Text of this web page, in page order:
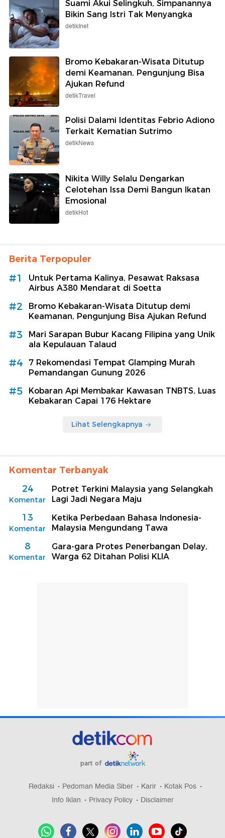
Suami Akui Selingkuh, Simpanannya
Bikin Sang Istri Tak Menyangka
detikInet
Bromo Kebakaran-Wisata Ditutup
demi Keamanan, Pengunjung Bisa
Ajukan Refund
detikTravel
Polisi Dalami Identitas Febrio Adiono
Terkait Kematian Sutrimo
detikNews
Nikita Willy Selalu Dengarkan
Celotehan Issa Demi Bangun Ikatan
Emosional
detikHot
Berita Terpopuler
#1
Untuk Pertama Kalinya, Pesawat Raksasa
Airbus A380 Mendarat di Soetta
#2
Bromo Kebakaran-Wisata Ditutup demi
Keamanan, Pengunjung Bisa Ajukan Refund
#3
Mari Sarapan Bubur Kacang Filipina yang Unik
ala Kepulauan Talaud
#4
7 Rekomendasi Tempat Glamping Murah
Pemandangan Gunung 2026
#5
Kobaran Api Membakar Kawasan TNBTS, Luas
Kebakaran Capai 176 Hektare
Lihat Selengkapnya
Komentar Terbanyak
24
Komentar
Potret Terkini Malaysia yang Selangkah
Lagi Jadi Negara Maju
13
Komentar
Ketika Perbedaan Bahasa Indonesia-
Malaysia Mengundang Tawa
8
Komentar
Gara-gara Protes Penerbangan Delay,
Warga 62 Ditahan Polisi KLIA
part of
Redaksi Pedoman Media Siber Karir
Kotak Pos
Info Iklan
Privacy Policy Disclaimer